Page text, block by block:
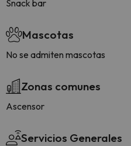
Snack bar
Mascotas
No se admiten mascotas
Zonas comunes
Ascensor
Servicios Generales